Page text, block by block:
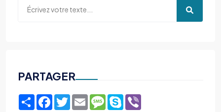
PARTAGER
ShareFacebook
TwitterEmailMessage
Skype